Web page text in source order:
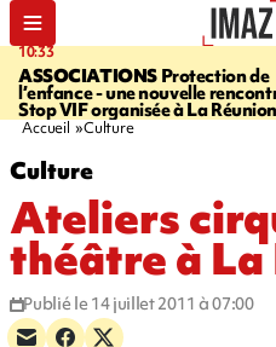
10:33
ASSOCIATIONSProtection de
l’enfance - une nouvelle
Stop VIF organisée à La Réunion
Accueil Culture
Culture
Ateliers
théâtre à
Publié le 14 juillet 2011 à 07:00